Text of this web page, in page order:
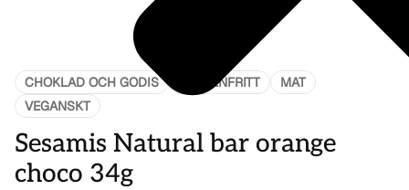
CHOKLAD OCH GODIS GLUTENFRITT
MAT
VEGANSKT
Sesamis Natural bar orange
choco 34g